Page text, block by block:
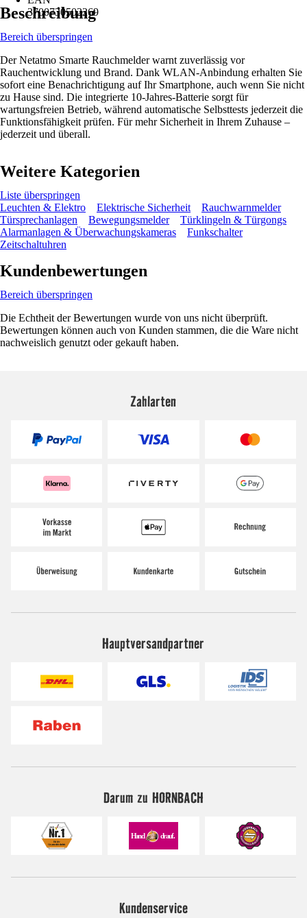
3700730502269
Beschreibung
Bereich überspringen
Der Netatmo Smarte Rauchmelder warnt zuverlässig vor
Rauchentwicklung und Brand. Dank WLAN-Anbindung erhalten Sie
sofort eine Benachrichtigung auf Ihr Smartphone, auch wenn Sie nicht
zu Hause sind. Die integrierte 10-Jahres-Batterie sorgt für
wartungsfreien Betrieb, während automatische Selbsttests jederzeit die
Funktionsfähigkeit prüfen. Für mehr Sicherheit in Ihrem Zuhause –
jederzeit und überall.
Weitere Kategorien
Liste überspringen
Leuchten & Elektro
Elektrische Sicherheit
Rauchwarnmelder
Türsprechanlagen
Bewegungsmelder
Türklingeln & Türgongs
Alarmanlagen & Überwachungskameras
Funkschalter
Zeitschaltuhren
Kundenbewertungen
Bereich überspringen
Die Echtheit der Bewertungen wurde von uns nicht überprüft.
Bewertungen können auch von Kunden stammen, die die Ware nicht
nachweislich genutzt oder gekauft haben.
Zahlarten
Hauptversandpartner
Darum zu HORNBACH
Kundenservice